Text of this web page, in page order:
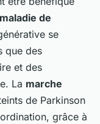
maladie de
se
que des
et des
La marche
de Parkinson
grâce à